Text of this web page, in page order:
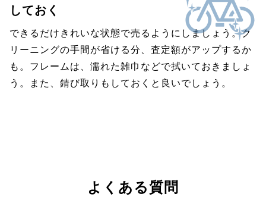
しておく
できるだけきれいな状態で売るようにしましょう。ク
リーニングの手間が省ける分、査定額がアップするか
も。フレームは、濡れた雑巾などで拭いておきましょ
う。また、錆び取りもしておくと良いでしょう。
よくある質問